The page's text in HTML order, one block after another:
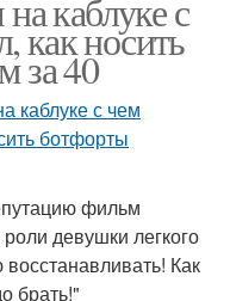
каблуке с
как носить
за 40
фильм
девушки легкого
Как
брать!"